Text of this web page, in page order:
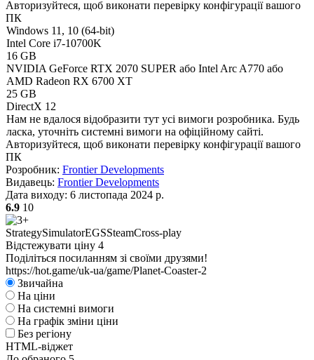
Авторизуйтеся, щоб виконати перевірку конфігурації вашого
ПК
Windows 11, 10 (64-bit)
Intel Core i7-10700K
16 GB
NVIDIA GeForce RTX 2070 SUPER або Intel Arc A770 або
AMD Radeon RX 6700 XT
25 GB
DirectX 12
Нам не вдалося відобразити тут усі вимоги розробника. Будь
ласка, уточніть системні вимоги на офіційному сайті.
Авторизуйтеся, щоб виконати перевірку конфігурації вашого
ПК
Розробник: Frontier Developments
Видавець: Frontier Developments
Дата виходу: 6 листопада 2024 р.
6.9 10
StrategySimulatorEGSSteamCross-play
Відстежувати ціну 4
Поділіться посиланням зі своїми друзями!
https://hot.game/uk-ua/game/Planet-Coaster-2
Звичайна
На ціни
На системні вимоги
На графік зміни ціни
Без регіону
HTML-віджет